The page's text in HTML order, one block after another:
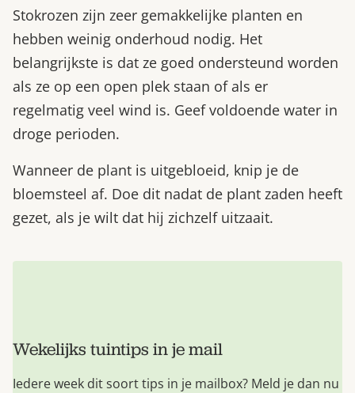
Stokrozen zijn zeer gemakkelijke planten en
hebben weinig onderhoud nodig. Het
belangrijkste is dat ze goed ondersteund worden
als ze op een open plek staan of als er
regelmatig veel wind is. Geef voldoende water in
droge perioden.
Wanneer de plant is uitgebloeid, knip je de
bloemsteel af. Doe dit nadat de plant zaden heeft
gezet, als je wilt dat hij zichzelf uitzaait.
Wekelijks tuintips in je mail
Iedere week dit soort tips in je mailbox? Meld je dan nu